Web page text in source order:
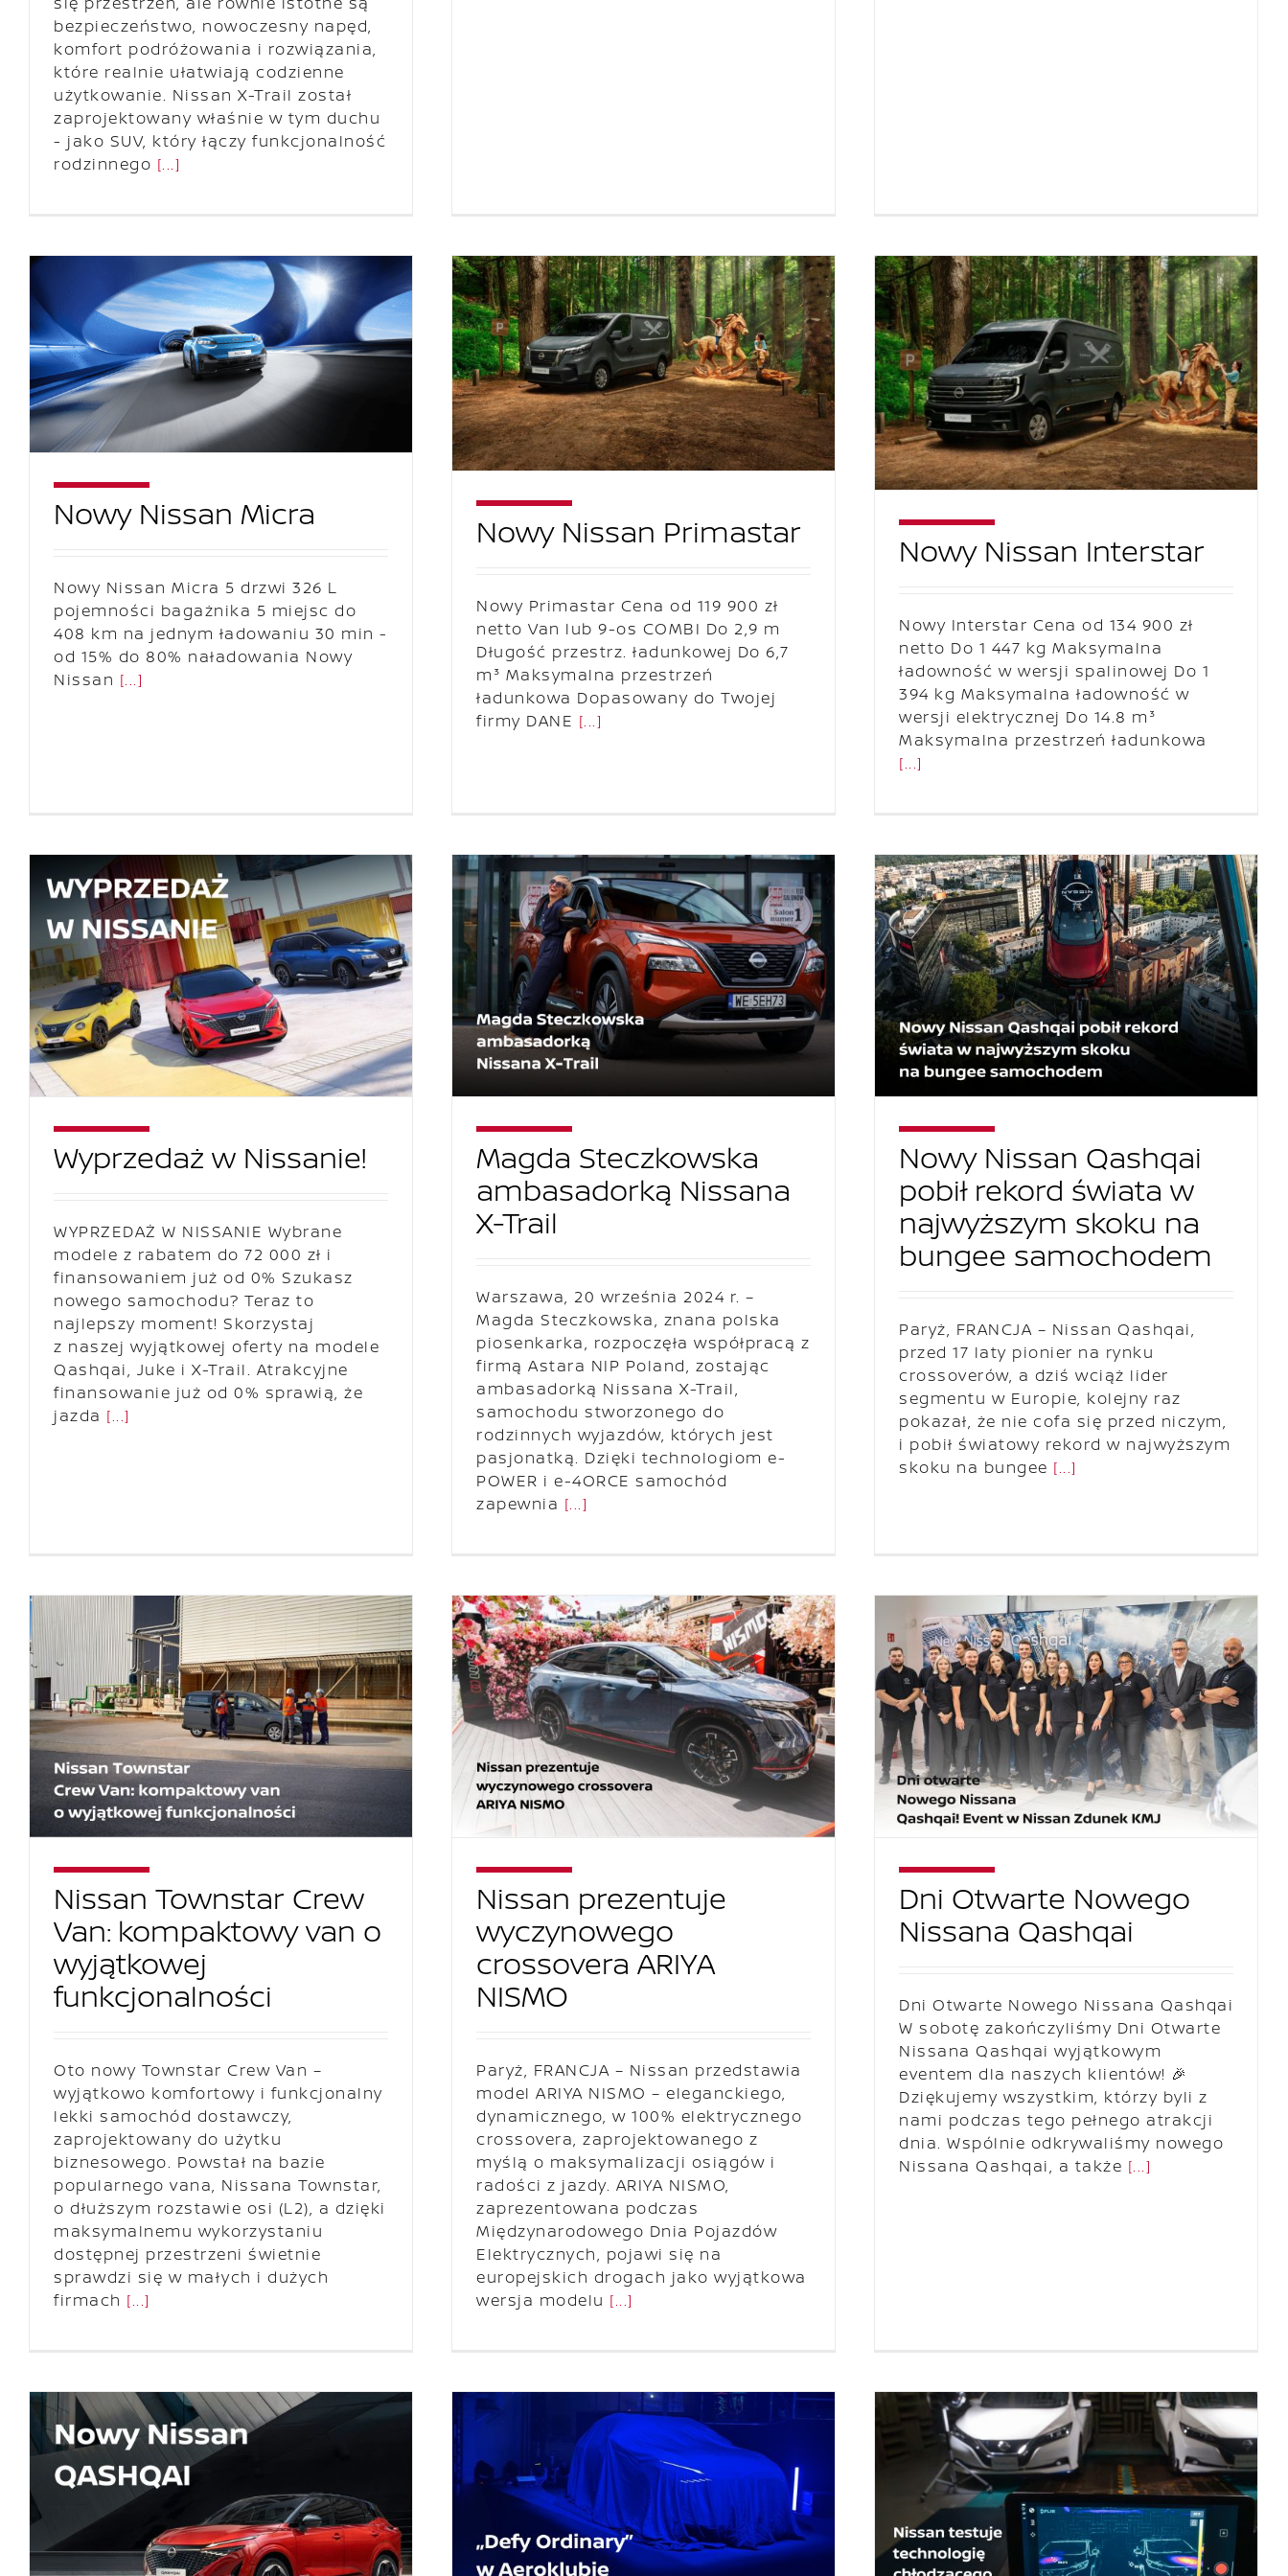
bezpieczeństwo, nowoczesny napęd,
komfort podróżowania i rozwiązania,
które realnie ułatwiają codzienne
użytkowanie. Nissan X-Trail został
zaprojektowany właśnie w tym duchu
- jako SUV, który łączy funkcjonalność
rodzinnego [...]
Nowy Nissan Micra
Nowy Nissan Micra 5 drzwi 326 L
pojemności bagażnika 5 miejsc do
408 km na jednym ładowaniu 30 min -
od 15% do 80% naładowania Nowy
Nissan [...]
Nowy Nissan Primastar
Nowy Primastar Cena od 119 900 zł
netto Van lub 9-os COMBI Do 2,9 m
Długość przestrz. ładunkowej Do 6,7
m³ Maksymalna przestrzeń
ładunkowa Dopasowany do Twojej
firmy DANE [...]
Nowy Nissan Interstar
Nowy Interstar Cena od 134 900 zł
netto Do 1 447 kg Maksymalna
ładowność w wersji spalinowej Do 1
394 kg Maksymalna ładowność w
wersji elektrycznej Do 14.8 m³
Maksymalna przestrzeń ładunkowa
[...]
Wyprzedaż w Nissanie!
WYPRZEDAŻ W NISSANIE Wybrane
modele z rabatem do 72 000 zł i
finansowaniem już od 0% Szukasz
nowego samochodu? Teraz to
najlepszy moment! Skorzystaj
z naszej wyjątkowej oferty na modele
Qashqai, Juke i X-Trail. Atrakcyjne
finansowanie już od 0% sprawią, że
jazda [...]
Magda Steczkowska
ambasadorką Nissana
X-Trail
Warszawa, 20 września 2024 r. –
Magda Steczkowska, znana polska
piosenkarka, rozpoczęła współpracą z
firmą Astara NIP Poland, zostając
ambasadorką Nissana X-Trail,
samochodu stworzonego do
rodzinnych wyjazdów, których jest
pasjonatką. Dzięki technologiom e-
POWER i e-4ORCE samochód
zapewnia [...]
Nowy Nissan Qashqai
pobił rekord świata w
najwyższym skoku na
bungee samochodem
Paryż, FRANCJA – Nissan Qashqai,
przed 17 laty pionier na rynku
crossoverów, a dziś wciąż lider
segmentu w Europie, kolejny raz
pokazał, że nie cofa się przed niczym,
i pobił światowy rekord w najwyższym
skoku na bungee [...]
Nissan Townstar Crew
Van: kompaktowy van o
wyjątkowej
funkcjonalności
Oto nowy Townstar Crew Van –
wyjątkowo komfortowy i funkcjonalny
lekki samochód dostawczy,
zaprojektowany do użytku
biznesowego. Powstał na bazie
popularnego vana, Nissana Townstar,
o dłuższym rozstawie osi (L2), a dzięki
maksymalnemu wykorzystaniu
dostępnej przestrzeni świetnie
sprawdzi się w małych i dużych
firmach [...]
Nissan prezentuje
wyczynowego
crossovera ARIYA
NISMO
Paryż, FRANCJA – Nissan przedstawia
model ARIYA NISMO – eleganckiego,
dynamicznego, w 100% elektrycznego
crossovera, zaprojektowanego z
myślą o maksymalizacji osiągów i
radości z jazdy. ARIYA NISMO,
zaprezentowana podczas
Międzynarodowego Dnia Pojazdów
Elektrycznych, pojawi się na
europejskich drogach jako wyjątkowa
wersja modelu [...]
Dni Otwarte Nowego
Nissana Qashqai
Dni Otwarte Nowego Nissana Qashqai
W sobotę zakończyliśmy Dni Otwarte
Nissana Qashqai wyjątkowym
eventem dla naszych klientów! 🎉
Dziękujemy wszystkim, którzy byli z
nami podczas tego pełnego atrakcji
dnia. Wspólnie odkrywaliśmy nowego
Nissana Qashqai, a także [...]